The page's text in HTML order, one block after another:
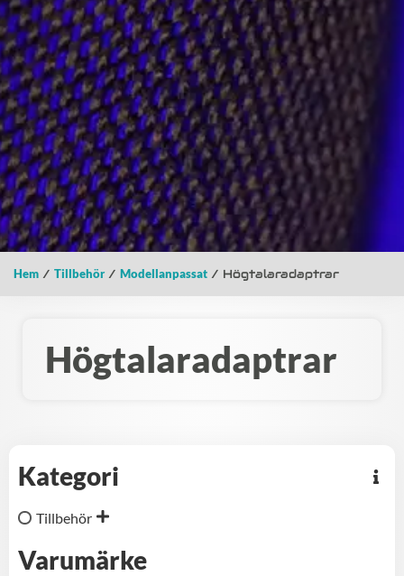
Hem / Tillbehör/ Modellanpassat / Högtalaradaptrar
Högtalaradaptrar
Kategori
Tillbehör
Varumärke